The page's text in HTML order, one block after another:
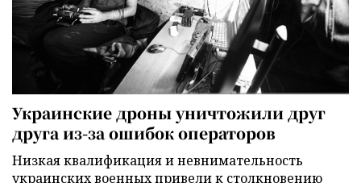
Украинские дроны уничтожили друг
друга из-за ошибок операторов
Низкая квалификация и невнимательность
украинских военных привели к столкновению